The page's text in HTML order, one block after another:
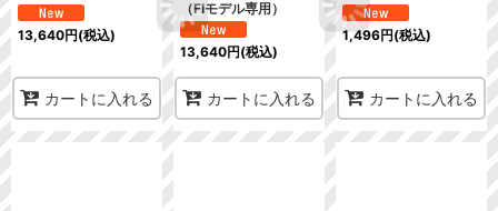
13,640円(税込)
カートに入れる
（FIモデル専用）
13,640円(税込)
カートに入れる
1,496円(税込)
カートに入れる